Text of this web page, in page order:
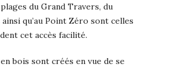
plages du Grand Travers, du
qu’au Point Zéro sont celles
cet accès facilité.
bois sont créés en vue de se